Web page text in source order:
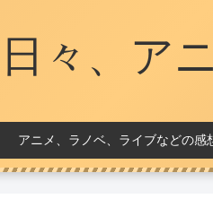
日々、ア
アニメ、ラノベ、ライブなどの感